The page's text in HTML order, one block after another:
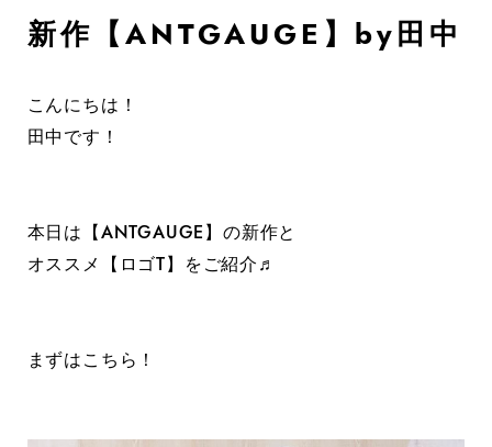
新作【ANTGAUGE】by田中
こんにちは！
田中です！
本日は【ANTGAUGE】の新作と
オススメ【ロゴT】をご紹介♬
まずはこちら！